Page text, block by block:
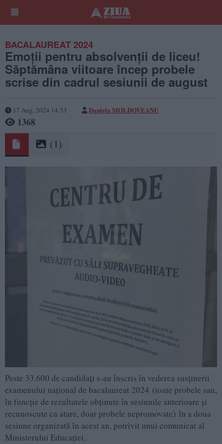
BACALAUREAT 2024
Emoții pentru absolvenții de liceu!
Săptămâna viitoare încep probele
scrise din cadrul sesiunii de august
17 Aug, 2024 14:53 Daniela MOLDOVEANU
1368
(1)
Peste 33.600 de candidaţi s-au înscris în vederea susținerii
examenului național de bacalaureat 2024 (toate probele sau,
în funcție de rezultatele obținute în sesiunile anterioare și
recunoscute ca atare, doar probele nepromovate) în a doua
sesiune organizată în acest an, potrivit unui comunicat al
Ministerului Educației.